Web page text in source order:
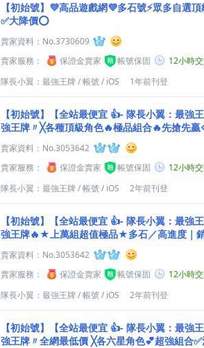
【初始號】💜高品遊戲網💜多石號⚡眾多自選
✅大降價⭕
賣家資料： No.3730609
賣家服務：
保證金賣家 帳號保固
12小時
隊長小翼：最強王牌/帳號/ iOS 1年前刊登
【初始號】【全站最便宜 👍- 隊長小翼：最強
強王牌〃╳各種頂級角色🔥極品組合🔥先搶先
賣家資料： No.3053642
賣家服務：
保證金賣家 帳號保固
12小時
隊長小翼：最強王牌/帳號/ iOS 2年前刊登
【初始號】【全站最便宜 👍- 隊長小翼：最強
強王牌🔥★上萬組超值極品★多石／高進度｜
賣家資料： No.3053642
賣家服務：
保證金賣家 帳號保固
12小時
隊長小翼：最強王牌/帳號/ iOS 2年前刊登
【初始號】【全站最便宜 👍- 隊長小翼：最強
強王牌〃全網最低價 ╳各六星角色💕超強組合